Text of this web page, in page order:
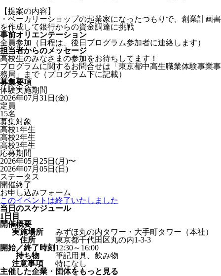
【提案の内容】
・ベーカリーショップの起業家になったつもりで、創業計画書
を作成して銀行からの資金調達に挑戦
事前オリエンテーション
全員参加（日程は、後日プログラム参加者に連絡します）
担当者からのメッセージ
高校生のみなさまの参加をお待ちしてます！
プログラムに関するお問合せは「東京都中高生職業体験事業事
務局」まで（プログラム下に記載）
募集要項
体験実施期間
2026年07月31日(金)
定員
15名
募集対象
高校1年生
高校2年生
高校3年生
応募期間
2026年05月25日(月)〜
2026年07月05日(日)
ステータス
開催終了
お申し込みフォーム
このイベントは終了いたしました
当日のスケジュール
1日目
開催概要
実施場所
みずほ丸の内タワー・大手町タワー（本社）
住所
東京都千代田区丸の内1-3-3
開始／終了時刻 12:30～16:00
持ち物
筆記用具、飲み物
注意事項
特になし
主催した企業・団体をもっと見る